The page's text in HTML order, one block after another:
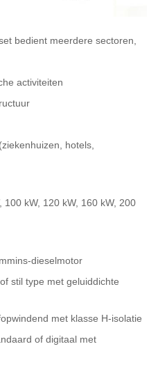
bedient meerdere sectoren,
activiteiten
hotels,
100 kW, 120 kW, 160 kW, 200
dieselmotor
stil type met geluiddichte
met klasse H-isolatie
of digitaal met